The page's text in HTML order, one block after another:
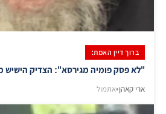
ברוך דיין האמת:
"לא פסק פומיה מגירסא": הצדיק הישיש
ארי קאהן•אתמול